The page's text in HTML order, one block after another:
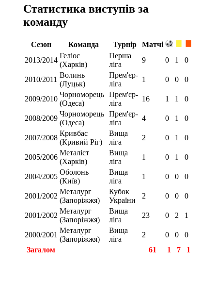
Статистика виступів за
команду
Сезон Команда Турнір
Матчі
2013/2014
Геліос
(Харків)
Перша
ліга
9 0 1 0
2010/2011
Волинь
(Луцьк)
Прем'єр-
ліга
1 0 0 0
2009/2010
Чорноморець
(Одеса)
Прем'єр-
ліга
16 1 1 0
2008/2009
Чорноморець
(Одеса)
Прем'єр-
ліга
4 0 1 0
2007/2008
Кривбас
(Кривий Ріг)
Вища
ліга
2 0 1 0
2005/2006
Металіст
(Харків)
Вища
ліга
1 0 1 0
2004/2005
Оболонь
(Київ)
Вища
ліга
1 0 0 0
2001/2002
Металург
(Запоріжжя)
Кубок
України
2 0 0 0
2001/2002
Металург
(Запоріжжя)
Вища
ліга
23 0 2 1
2000/2001
Металург
(Запоріжжя)
Вища
ліга
2 0 0
0
Загалом
61 1 7 1